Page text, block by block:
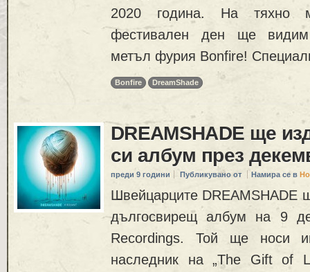
2020 година. На тяхно
фестивален ден ще видим
метъл фурия Bonfire!
Bonfire DreamShade
DREAMSHADE ще
си албум през
преди 9 години Публикувано от Намира се в
Швейцарците DREAMSHADE
дългосвирещ албум на 9
Recordings. Той ще носи
наследник на „The Gift of